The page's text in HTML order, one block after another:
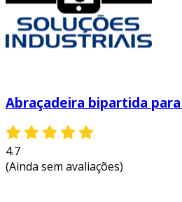
Abraçadeira bipartida
4.7
(Ainda sem avaliações)